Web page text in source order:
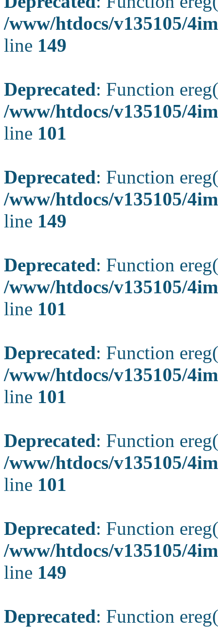
/www/htdocs/v135105/
line 149
Deprecated: Function
/www/htdocs/v135105/
line 101
Deprecated: Function
/www/htdocs/v135105/
line 149
Deprecated: Function
/www/htdocs/v135105/
line 101
Deprecated: Function
/www/htdocs/v135105/
line 101
Deprecated: Function
/www/htdocs/v135105/
line 101
Deprecated: Function
/www/htdocs/v135105/
line 149
Deprecated: Function